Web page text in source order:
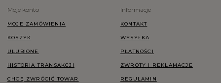
Moje konto
MOJE ZAMÓWIENIA
KOSZYK
ULUBIONE
HISTORIA TRANSAKCJI
CHCĘ ZWRÓCIĆ TOWAR
Informacje
KONTAKT
WYSYŁKA
PŁATNOŚCI
ZWROTY I REKLAMACJE
REGULAMIN